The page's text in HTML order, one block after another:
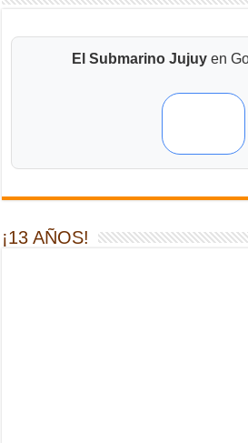
El Submarino Jujuy en
¡13 AÑOS!